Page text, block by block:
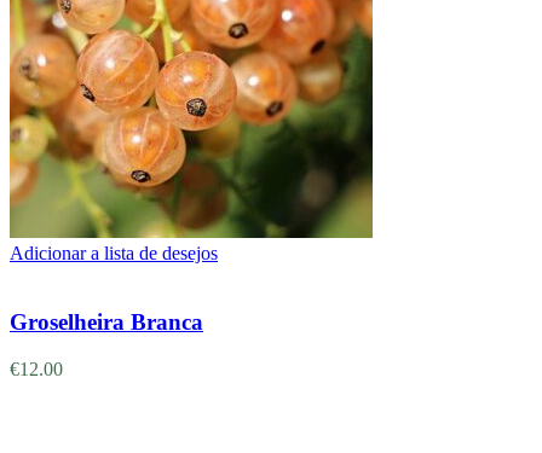
Adicionar a lista de desejos
Groselheira Branca
€12.00